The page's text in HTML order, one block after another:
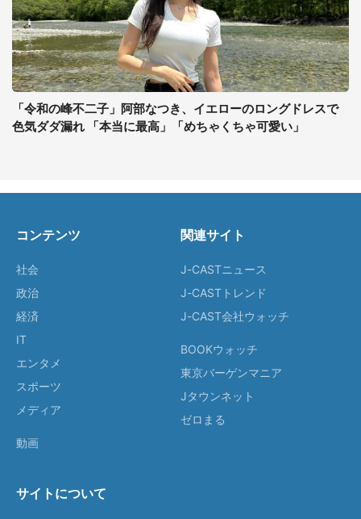
「令和の峰不二子」阿部なつき、イエローのロングドレスで
色気ダダ漏れ 「本当に最高」「めちゃくちゃ可愛い」
コンテンツ
社会
政治
経済
IT
エンタメ
スポーツ
メディア
動画
関連サイト
J-CASTニュース
J-CASTトレンド
J-CAST会社ウォッチ
BOOKウォッチ
東京バーゲンマニア
Jタウンネット
ゼロまる
サイトについて